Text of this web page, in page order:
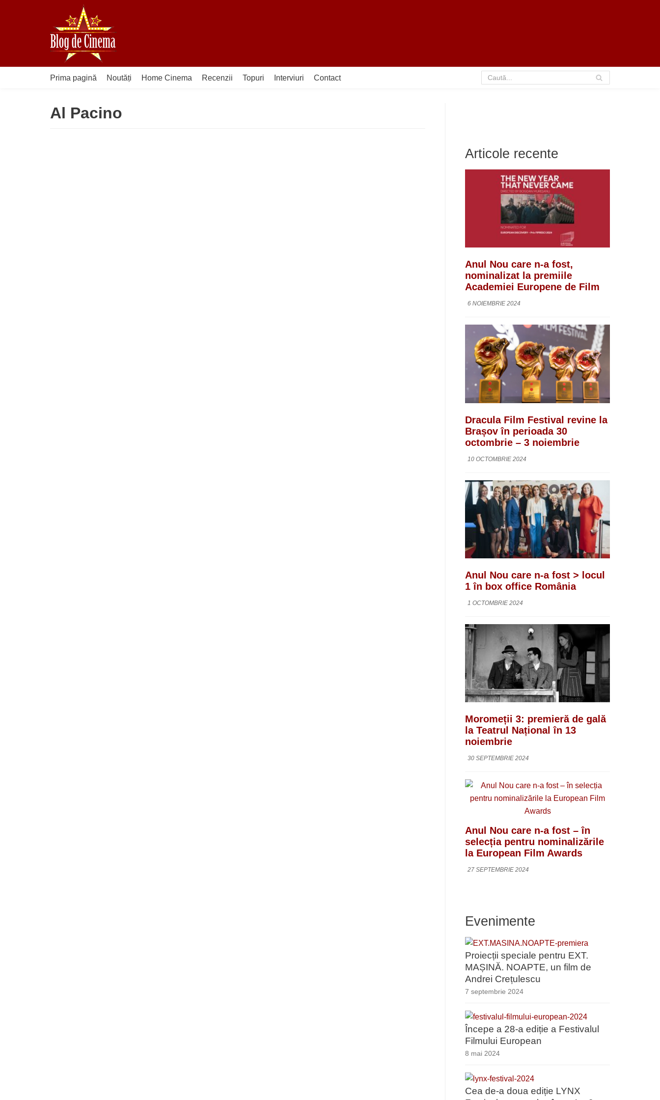
Prima pagină Noutăți Home Cinema Recenzii Topuri Interviuri Contact
Al Pacino
Articole recente
Anul Nou care n-a fost,
nominalizat la premiile
Academiei Europene de Film
6 NOIEMBRIE 2024
Dracula Film Festival revine la
Brașov în perioada 30
octombrie – 3 noiembrie
10 OCTOMBRIE 2024
Anul Nou care n-a fost > locul
1 în box office România
1 OCTOMBRIE 2024
Moromeții 3: premieră de gală
la Teatrul Național în 13
noiembrie
30 SEPTEMBRIE 2024
Anul Nou care n-a fost – în
selecția pentru nominalizările
la European Film Awards
27 SEPTEMBRIE 2024
Evenimente
Proiecții speciale pentru EXT.
MAȘINĂ. NOAPTE, un film de
Andrei Crețulescu
7 septembrie 2024
Începe a 28-a ediție a Festivalul
Filmului European
8 mai 2024
Cea de-a doua ediție LYNX